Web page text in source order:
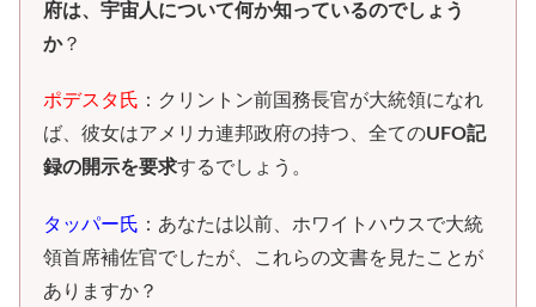
府は、宇宙人について何か知っているのでしょう
か？
ポデスタ氏 ：クリントン前国務長官が大統領になれ
ば、彼女はアメリカ連邦政府の持つ、全てのUFO記
録の開示を要求するでしょう。
タッパー氏 ：あなたは以前、ホワイトハウスで大統
領首席補佐官でしたが、これらの文書を見たことが
ありますか？